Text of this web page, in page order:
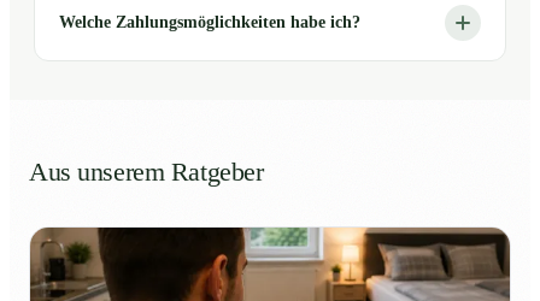
Welche Zahlungsmöglichkeiten habe ich?
Aus unserem Ratgeber